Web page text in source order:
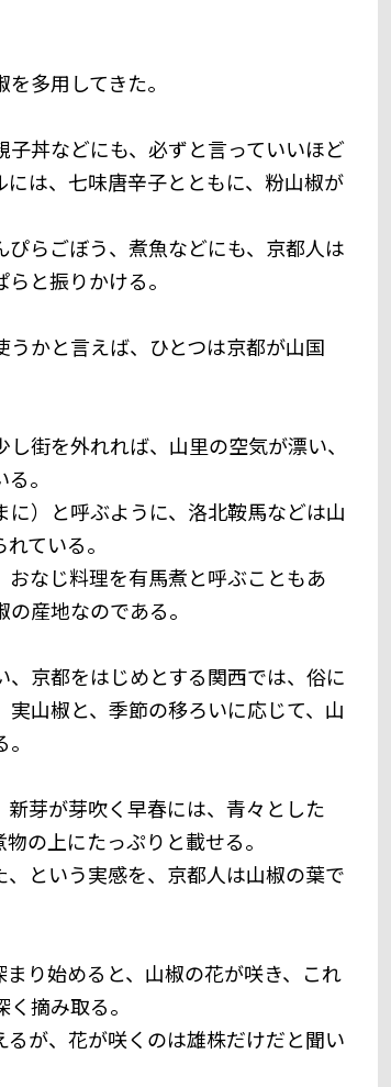
多用してきた。
丼などにも、必ずと言っていいほど
は、七味唐辛子とともに、粉山椒が
らごぼう、煮魚などにも、京都人は
と振りかける。
かと言えば、ひとつは京都が山国
街を外れれば、山里の空気が漂い、
。
）と呼ぶように、洛北鞍馬などは山
ている。
なじ料理を有馬煮と呼ぶこともあ
産地なのである。
京都をはじめとする関西では、俗に
山椒と、季節の移ろいに応じて、山
芽が芽吹く早春には、青々とした
の上にたっぷりと載せる。
という実感を、京都人は山椒の葉で
り始めると、山椒の花が咲き、これ
摘み取る。
が、花が咲くのは雄株だけだと聞い